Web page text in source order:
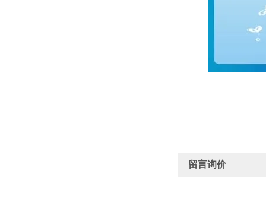
留言询价